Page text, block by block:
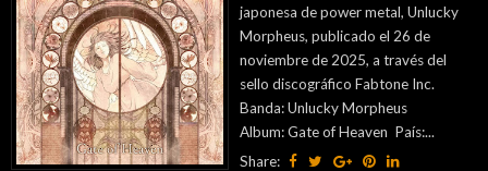
japonesa de power metal, Unlucky
Morpheus, publicado el 26 de
noviembre de 2025, a través del
sello discográfico Fabtone Inc.
Banda: Unlucky Morpheus
Album: Gate of Heaven País:...
Share: